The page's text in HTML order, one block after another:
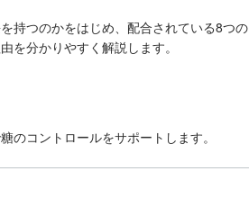
持つのかをはじめ、配合されている8つの
を分かりやすく解説します。
のコントロールをサポートします。